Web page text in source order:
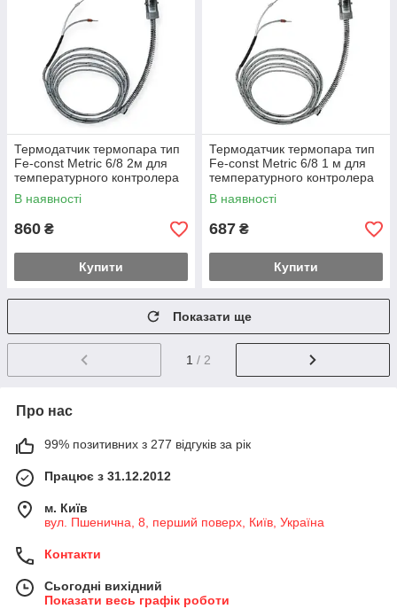
Термодатчик термопара тип
Fe-const Metric 6/8 2м для
температурного контролера
типу DT
В наявності
860 ₴
Купити
Термодатчик термопара тип
Fe-const Metric 6/8 1 м для
температурного контролера
типу DT
В наявності
687 ₴
Купити
Показати ще
1 / 2
Про нас
99% позитивних з 277 відгуків за рік
Працює з 31.12.2012
м. Київ
вул. Пшенична, 8, перший поверх, Київ, Україна
Контакти
Сьогодні вихідний
Показати весь графік роботи